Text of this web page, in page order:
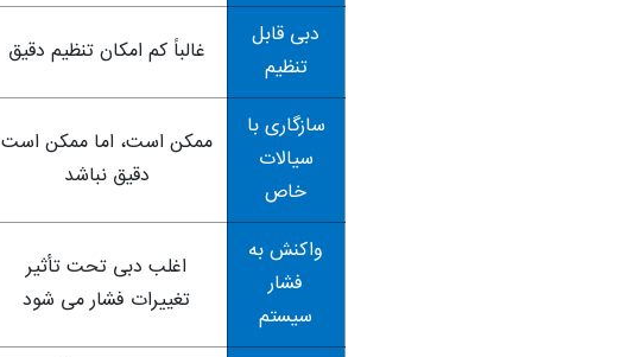
دبی قابل
تنظیم
غالباً کم امکان تنظیم دقیق
سازگاری با
سیالات
خاص
ممکن است، اما ممکن است
دقیق نباشد
واکنش به
فشار
سیستم
اغلب دبی تحت تأثیر
تغییرات فشار می‌ شود